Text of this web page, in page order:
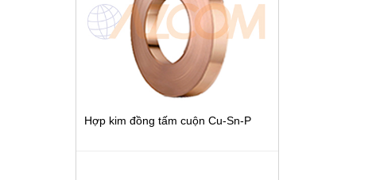
Hợp kim đồng tấm cuộn Cu-Sn-P